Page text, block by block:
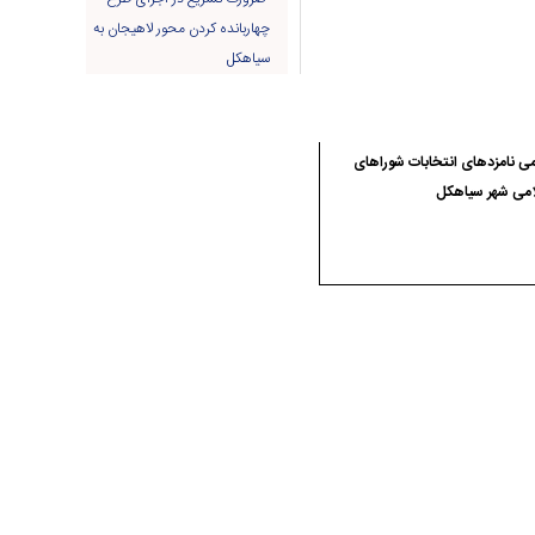
نامزدهای انتخابات شوراهای
شهر سیاهکل
چهاربانده کردن محور لاهیجان به
سیاهکل